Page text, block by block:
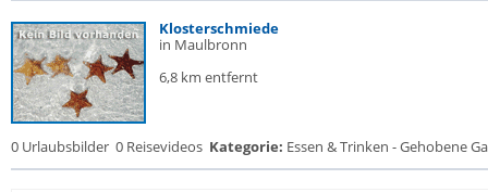
Klosterschmiede
in Maulbronn
6,8 km entfernt
0 Urlaubsbilder 0 Reisevideos Kategorie: Essen & Trinken - Gehobene